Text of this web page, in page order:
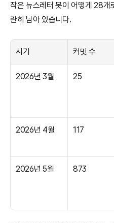
작은 뉴스레터 봇이 어떻게 28개
란히 남아 있습니다.
시기 커밋 수
2026년 3월 25
2026년 4월 117
2026년 5월 873